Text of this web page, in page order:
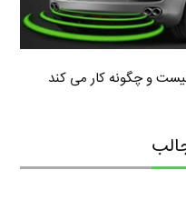
و چگونه کار می کند